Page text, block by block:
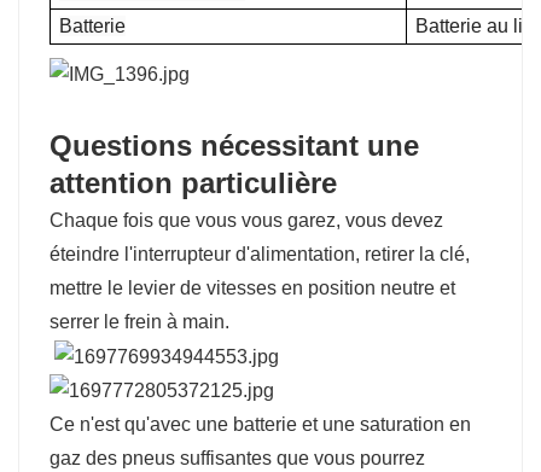
Batterie
Batterie au
Questions nécessitant une
attention particulière
Chaque fois que vous vous garez, vous devez
éteindre l'interrupteur d'alimentation, retirer la clé,
mettre le levier de vitesses en position neutre et
serrer le frein à main.
Ce n'est qu'avec une batterie et une saturation en
gaz des pneus suffisantes que vous pourrez